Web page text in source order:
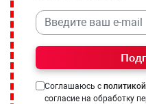
Соглашаюсь с
согласие на обработку